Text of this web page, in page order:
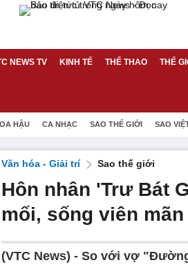
NEWS TV KINH TẾ THỂ THAO THẾ
HẬU CA NHẠC SAO THẾ GIỚI SAO
Văn hóa - Giải trí Sao thế giới
Hôn nhân 'Trư Bát
mối, sống viên
(VTC News) - So với vợ